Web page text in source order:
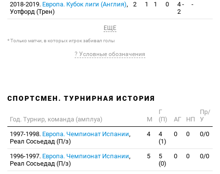
2018-2019. Европа. Кубок лиги (Англия),
Уотфорд (Трен)
2 1 1 0
4 -
2
-
ЕЩЕ
* Только матчи, в которых игрок забивал голы
? Условные обозначения
СПОРТСМЕН. ТУРНИРНАЯ ИСТОРИЯ
Год. Турнир, команда (амплуа) М
Г
(П)
АГ НП
Пр/
У
1997-1998. Европа. Чемпионат Испании,
Реал Сосьедад (П/з)
4
4
(1)
0 0 0/0
1996-1997. Европа. Чемпионат Испании,
Реал Сосьедад (П/з)
5
5
(0)
0 0 0/0